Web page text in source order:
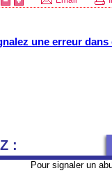
une erreur
:
Pour signaler un